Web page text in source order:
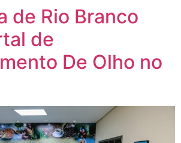
de Rio Branco
de
De Olho no